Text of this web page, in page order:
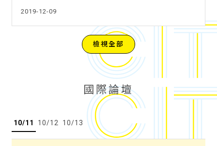
2019-12-09
檢視全部
國際論壇
10/11 10/12 10/13